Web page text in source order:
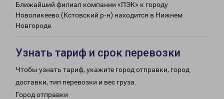
Ближайший филиал компании «ПЭК» к городу
Новоликеево (Кстовский р-н) находится в Нижнем
Новгороде.
Узнать тариф и срок перевозки
Чтобы узнать тариф, укажите город отправки, город
доставки, тип перевозки и вес груза.
Город отправки